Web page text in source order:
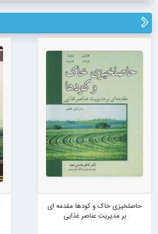
حاصلخیزی خاک و کودها مقدمه ای
بر مدیریت عناصر غذایی